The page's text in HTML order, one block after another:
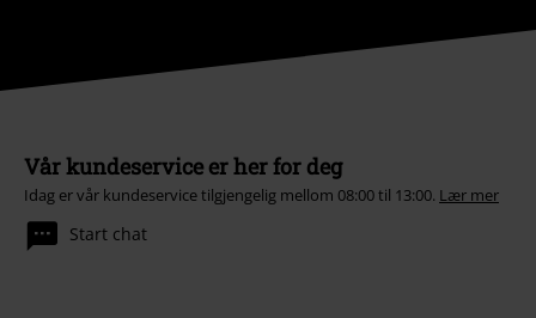
Vår kundeservice er her for deg
Idag er vår kundeservice tilgjengelig mellom 08:00 til 13:00. Lær mer
Start chat